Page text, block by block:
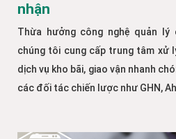
nhận
Thừa hưởng công nghệ quản lý
chúng tôi cung cấp trung tâm xử
dịch vụ kho bãi, giao vận nhanh
các đối tác chiến lược như GHN,